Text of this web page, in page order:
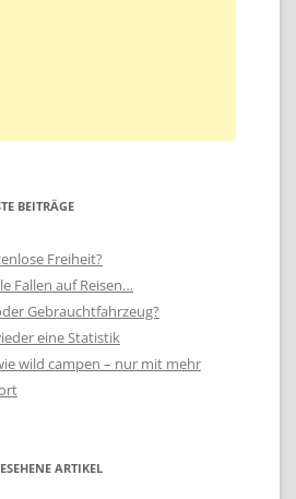
BEITRÄGE
Freiheit?
Fallen auf Reisen…
Gebrauchtfahrzeug?
eine Statistik
wild campen – nur mit mehr
ARTIKEL